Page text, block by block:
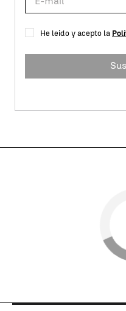
He leído y acepto la